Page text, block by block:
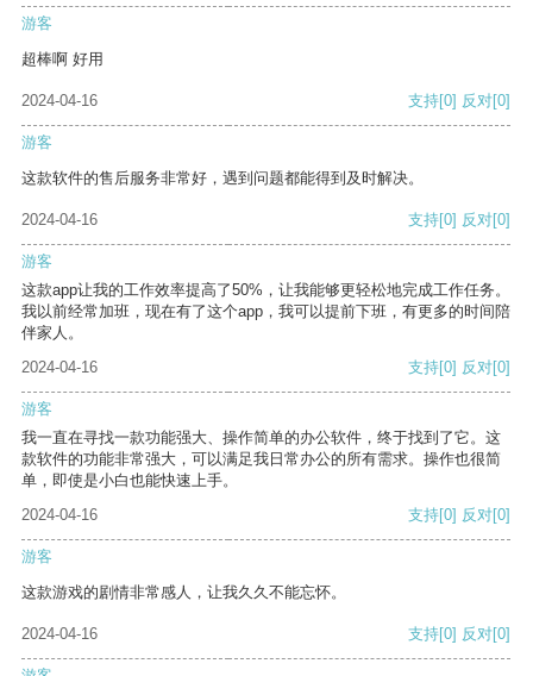
游客
超棒啊 好用
2024-04-16 支持[0] 反对[0]
游客
这款软件的售后服务非常好，遇到问题都能得到及时解决。
2024-04-16 支持[0] 反对[0]
游客
这款app让我的工作效率提高了50%，让我能够更轻松地完成工作任务。
我以前经常加班，现在有了这个app，我可以提前下班，有更多的时间陪
伴家人。
2024-04-16
支持[0] 反对[0]
游客
我一直在寻找一款功能强大、操作简单的办公软件，终于找到了它。这
款软件的功能非常强大，可以满足我日常办公的所有需求。操作也很简
单，即使是小白也能快速上手。
2024-04-16
支持[0] 反对[0]
游客
这款游戏的剧情非常感人，让我久久不能忘怀。
2024-04-16 支持[0] 反对[0]